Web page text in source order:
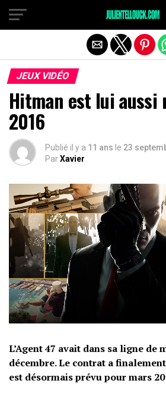
JEUX VIDÉO
Hitman est lui aussi
2016
Publié il y a 11 ans le 23
ParXavier
L’Agent 47 avait dans sa ligne de
décembre. Le contrat a
est désormais prévu pour mars